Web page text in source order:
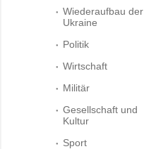
Wiederaufbau der
Ukraine
Politik
Wirtschaft
Militär
Gesellschaft und
Kultur
Sport